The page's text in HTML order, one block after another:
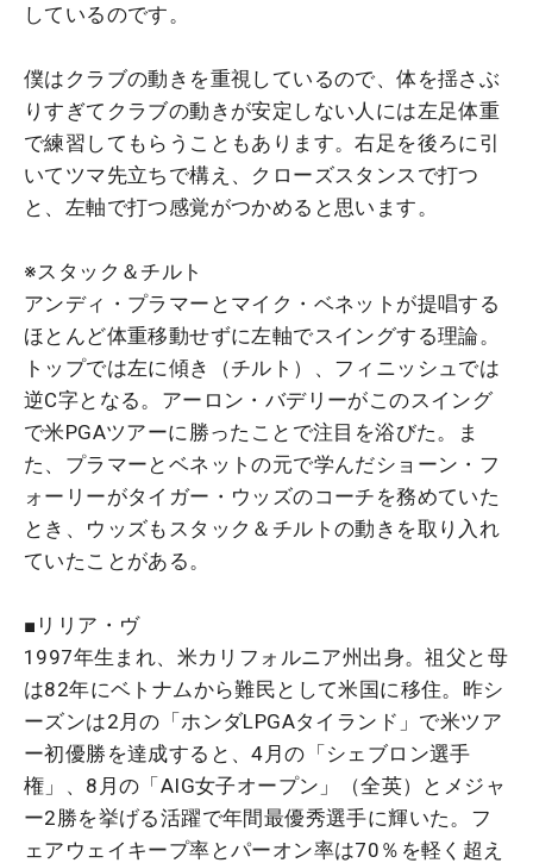
しているのです。
僕はクラブの動きを重視しているので、体を揺さぶ
りすぎてクラブの動きが安定しない人には左足体重
で練習してもらうこともあります。右足を後ろに引
いてツマ先立ちで構え、クローズスタンスで打つ
と、左軸で打つ感覚がつかめると思います。
※スタック＆チルト
アンディ・プラマーとマイク・ベネットが提唱する
ほとんど体重移動せずに左軸でスイングする理論。
トップでは左に傾き（チルト）、フィニッシュでは
逆C字となる。アーロン・バデリーがこのスイング
で米PGAツアーに勝ったことで注目を浴びた。ま
た、プラマーとベネットの元で学んだショーン・フ
ォーリーがタイガー・ウッズのコーチを務めていた
とき、ウッズもスタック＆チルトの動きを取り入れ
ていたことがある。
■リリア・ヴ
1997年生まれ、米カリフォルニア州出身。祖父と母
は82年にベトナムから難民として米国に移住。昨シ
ーズンは2月の「ホンダLPGAタイランド」で米ツア
ー初優勝を達成すると、4月の「シェブロン選手
権」、8月の「AIG女子オープン」（全英）とメジャ
ー2勝を挙げる活躍で年間最優秀選手に輝いた。フ
ェアウェイキープ率とパーオン率は70％を軽く超え